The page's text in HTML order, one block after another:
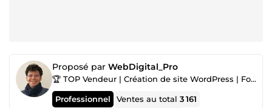
Proposé par WebDigital_Pro
🏆 TOP Vendeur | Création de site WordPress | Formation WordPress | Expert WordPress
Professionnel Ventes au total3 161